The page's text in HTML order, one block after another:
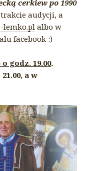
cerkiew po 1990
audycji, a
lemko.pl albo w
facebook :)
o godz. 19.00.
a w